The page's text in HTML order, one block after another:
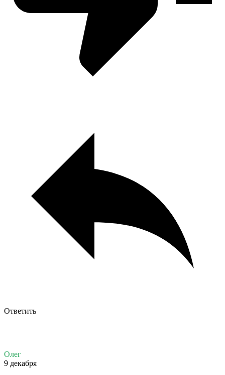
Ответить
Олег
9 декабря